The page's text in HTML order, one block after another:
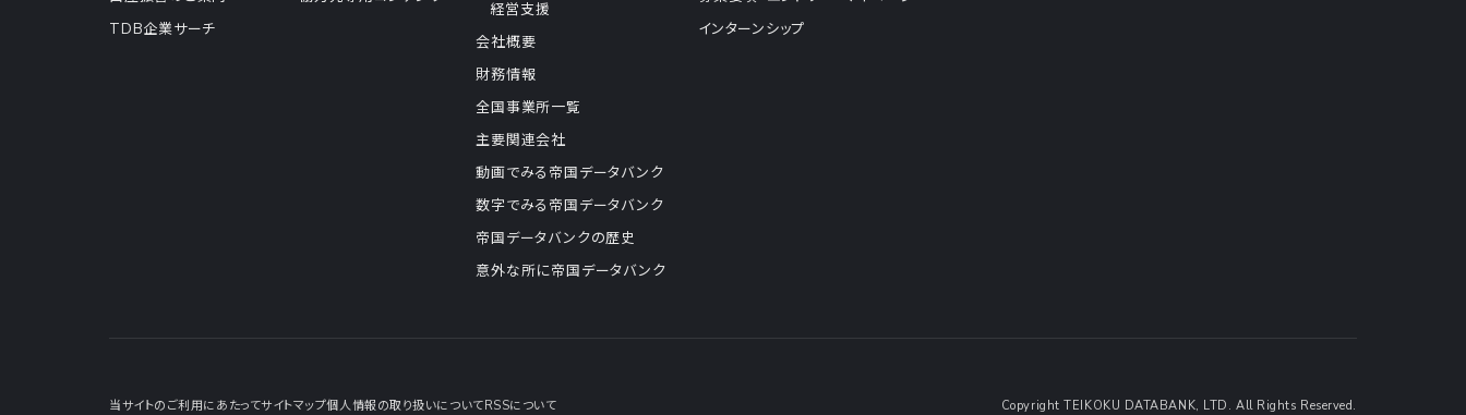
TDB企業サーチ
経営支援
会社概要
財務情報
全国事業所一覧
主要関連会社
動画でみる帝国データバンク
数字でみる帝国データバンク
帝国データバンクの歴史
意外な所に帝国データバンク
インターンシップ
当サイトのご利用にあたってサイトマップ個人情報の取り扱いについてRSSについて Copyright TEIKOKU DATABANK, LTD. All Rights Reserved.